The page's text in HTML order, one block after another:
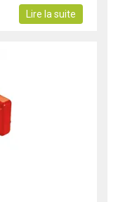
Lire la suite